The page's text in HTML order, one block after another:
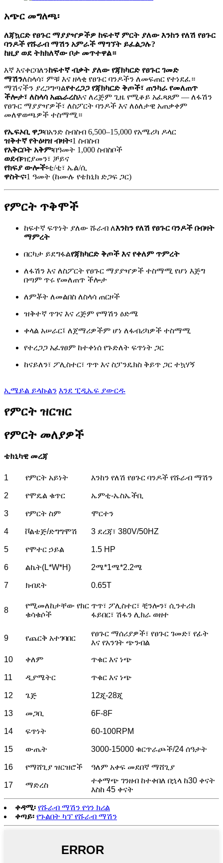
አጭር መግለጫ፡
ለጃኳርድ የፀጉር ማያያዣዎችዎ ከፍተኛ ምርት ያለው እንከን የለሽ የፀጉር
ባንዶች የሹራብ ማሽን አምራች ማግኘት ይፈልጋሉ?
ከዚያ ወደ ትክክለኛው ቦታ መጥተዋል።
እኛ እናቀርባለንከፍተኛ ብቃት ያለው የጃክካርድ የፀጉር ገመድ
ማሽንለስላሳ፣ ምቹ እና ዘላቂ የፀጉር ባንዶችን ለመፍጠር የተነደፈ።
ማሽናችን ያረጋግጣልየተረጋጋ የጃክካርድ ቅጦች፣ ጠንካራ የመለጠጥ
ችሎታ፣ ለስላሳ አጨራረስእና ለረጅም ጊዜ የሚቆይ አፈጻጸም — ለፋሽን
የፀጉር ማያያዣዎች፣ ለስፖርት ባንዶች እና ለዕለታዊ አጠቃቀም
መለዋወጫዎች ተስማሚ።
የኤፍኦቢ ዋጋ፡በአንድ ስብስብ 6,500–15,000 የአሜሪካ ዶላር
ዝቅተኛ የትዕዛዝ ብዛት፡1 ስብስብ
የአቅርቦት አቅም፡በዓመት 1,000 ስብስቦች
ወደብ፡ዢያመን፣ ቻይና
የክፍያ ውሎች፡ቲ/ቲ፣ ኤል/ሲ
ዋስትና፡1 ዓመት (ከሙሉ የቴክኒክ ድጋፍ ጋር)
የምርት ጥቅሞች
ከፍተኛ ፍጥነት ያለው ሹራብ ለእንከን የለሽ የፀጉር ባንዶች በብዛት
ማምረት
በርካታ ይደግፋልየጃክካርድ ቅጦች እና የቀለም ጥምረት
ለፋሽን እና ለስፖርት የፀጉር ማያያዣዎች ተስማሚ የሆነ እጅግ
በጣም ጥሩ የመለጠጥ ችሎታ
ለምቾት ለመልበስ ለስላሳ ጠርዞች
ዝቅተኛ ጥገና እና ረጅም የማሽን ዕድሜ
ቀላል አሠራር፤ ለጀማሪዎችም ሆነ ለፋብሪካዎች ተስማሚ
የተረጋጋ አፈፃፀም ከተቀነሰ የጉድለት ፍጥነት ጋር
ከናይለን፣ ፖሊስተር፣ ጥጥ እና ስፓንዴክስ ቅይጥ ጋር ተኳሃኝ
ኢሜይል ይላኩልን እንደ ፒዲኤፍ ያውርዱ
የምርት ዝርዝር
የምርት መለያዎች
ቴክኒካዊ መረጃ
1 የምርት አይነት እንከን የለሽ የፀጉር ባንዶች የሹራብ ማሽን
2 የሞዴል ቁጥር ኤምቲ-ኤስኤችቢ
3 የምርት ስም ሞርተን
4 ቮልቴጅ/ድግግሞሽ 3 ደረጃ፣ 380V/50HZ
5 የሞተር ኃይል 1.5 HP
6 ልኬት(L*W*H) 2ሜ*1ሜ*2.2ሜ
7 ክብደት 0.65T
8
የሚመለከታቸው የክር
ቁሳቁሶች
ጥጥ፣ ፖሊስተር፣ ቺንሎን፣ ሲንተሪክ
ፋይበር፣ ሽፋን ሊክራ ወዘተ
9 የጨርቅ አተገባበር
የፀጉር ማሰሪያዎች፣ የፀጉር ገመድ፣ የፊት
እና የአንገት ጭንብል
10
ቀለም ጥቁር እና ነጭ
11 ዲያሜትር ጥቁር እና ነጭ
12 ጌጅ 12ጂ-28ጂ
13 መጋቢ 6F-8F
14 ፍጥነት 60-100RPM
15 ውጤት 3000-15000 ቁርጥራጮች/24 ሰዓታት
16 የማሸጊያ ዝርዝሮች ዓለም አቀፍ መደበኛ ማሸጊያ
17 ማድረስ
ተቀማጭ ገንዘብ ከተቀበለ በኋላ ከ30 ቀናት
እስከ 45 ቀናት
ቀዳሚ፡ የሹራብ ማሽን የጎን ክሪል
ቀጣይ፡ የጉልበት ካፕ የሹራብ ማሽን